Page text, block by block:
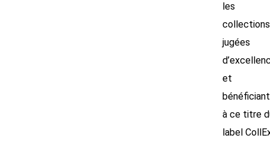
les
collections
jugées
et
bénéficiant
à ce titre
label